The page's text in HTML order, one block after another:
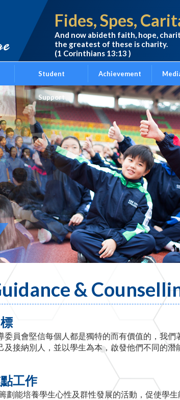
Fides, Spes,
And now abideth faith, hope,
the greatest of these is charity.
(1 Corinthians 13:13 )
Student
Support
Achievement
&
委員會堅信每個人都是獨特的而有價值的，我
及接納別人，並以學生為本，啟發他們不同的潛
工作
劃能培養學生心性及群性發展的活動，促使學